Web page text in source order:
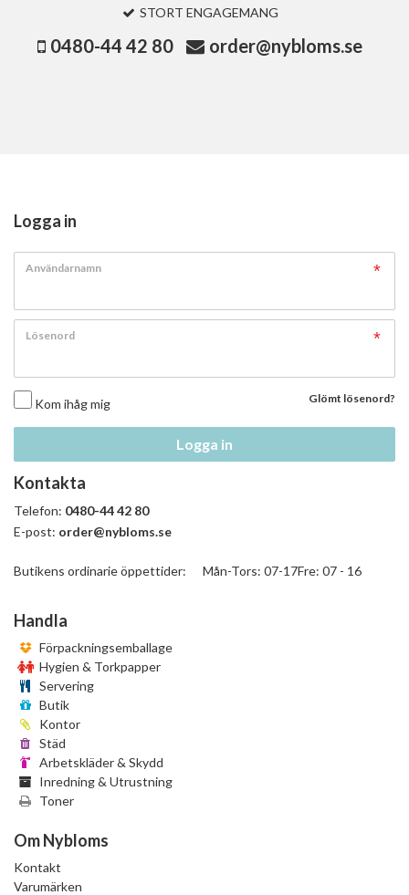
STORT ENGAGEMANG
0480-44 42 80 order@nybloms.se
Logga in
Användarnamn
Lösenord
Kom ihåg mig Glömt lösenord?
Logga in
Kontakta
Telefon: 0480-44 42 80
E-post: order@nybloms.se
Butikens ordinarie öppettider: Mån-Tors: 07-17Fre: 07 - 16
Handla
Förpackningsemballage
Hygien & Torkpapper
Servering
Butik
Kontor
Städ
Arbetskläder & Skydd
Inredning & Utrustning
Toner
Om Nybloms
Kontakt
Varumärken